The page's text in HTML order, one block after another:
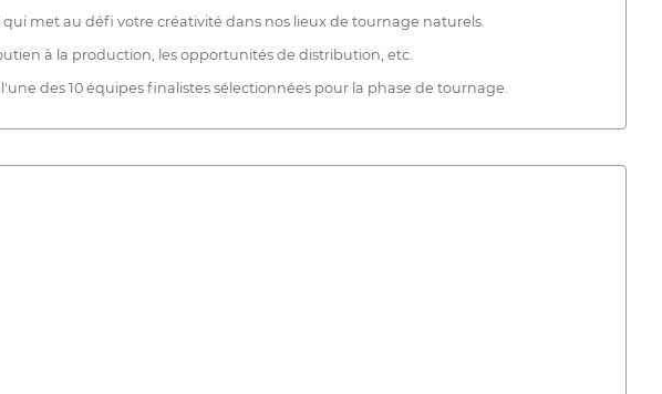
met au défi votre créativité dans nos lieux de tournage naturels.
à la production, les opportunités de distribution, etc.
des 10 équipes finalistes sélectionnées pour la phase de tournage.